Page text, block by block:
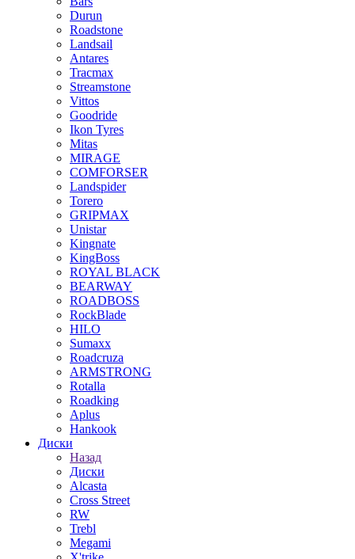
Durun
Roadstone
Landsail
Antares
Tracmax
Streamstone
Vittos
Goodride
Ikon Tyres
Mitas
MIRAGE
COMFORSER
Landspider
Torero
GRIPMAX
Unistar
Kingnate
KingBoss
ROYAL BLACK
BEARWAY
ROADBOSS
RockBlade
HILO
Sumaxx
Roadcruza
ARMSTRONG
Rotalla
Roadking
Aplus
Hankook
Диски
Назад
Диски
Alcasta
Cross Street
RW
Trebl
Megami